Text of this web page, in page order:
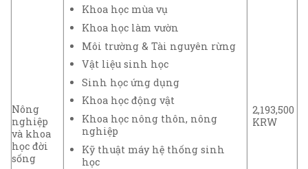
Nông
nghiệp
và khoa
học đời
sống
Khoa học mùa vụ
Khoa học làm vườn
Môi trường & Tài nguyên rừng
Vật liệu sinh học
Sinh học ứng dụng
Khoa học động vật
Khoa học nông thôn, nông
nghiệp
Kỹ thuật máy hệ thống sinh
học
2,193,500
KRW